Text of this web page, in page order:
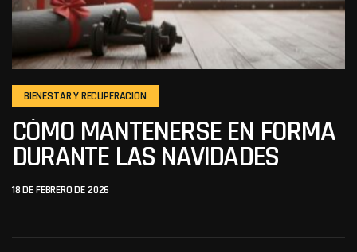
BIENESTAR Y RECUPERACIÓN
CÓMO MANTENERSE EN FORMA
DURANTE LAS NAVIDADES
18 DE FEBRERO DE 2026